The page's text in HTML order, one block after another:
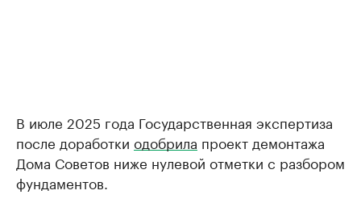
В июле 2025 года Государственная экспертиза
после доработки одобрила проект демонтажа
Дома Советов ниже нулевой отметки с разбором
фундаментов.